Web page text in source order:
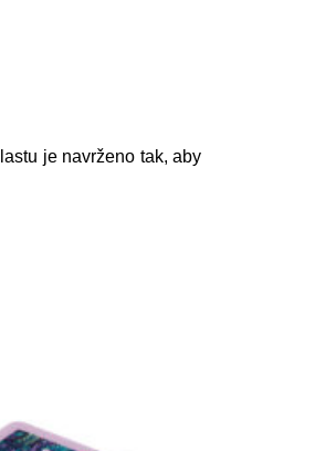
je navrženo tak, aby